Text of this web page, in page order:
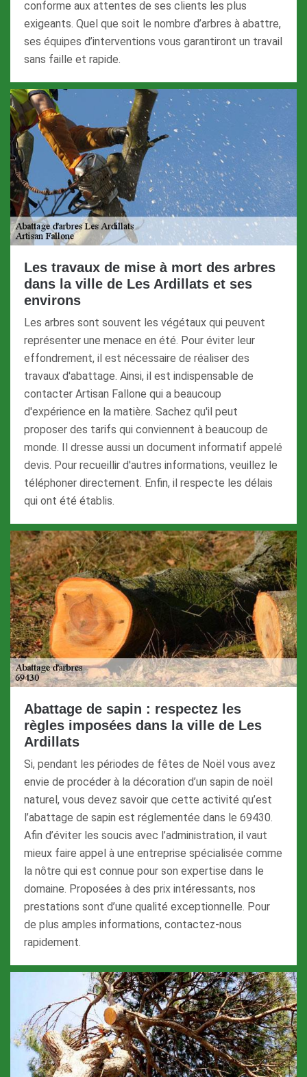
conforme aux attentes de ses clients les plus
exigeants. Quel que soit le nombre d’arbres à abattre,
ses équipes d’interventions vous garantiront un travail
sans faille et rapide.
Les travaux de mise à mort des arbres
dans la ville de Les Ardillats et ses
environs
Les arbres sont souvent les végétaux qui peuvent
représenter une menace en été. Pour éviter leur
effondrement, il est nécessaire de réaliser des
travaux d'abattage. Ainsi, il est indispensable de
contacter Artisan Fallone qui a beaucoup
d'expérience en la matière. Sachez qu'il peut
proposer des tarifs qui conviennent à beaucoup de
monde. Il dresse aussi un document informatif appelé
devis. Pour recueillir d'autres informations, veuillez le
téléphoner directement. Enfin, il respecte les délais
qui ont été établis.
Abattage de sapin : respectez les
règles imposées dans la ville de Les
Ardillats
Si, pendant les périodes de fêtes de Noël vous avez
envie de procéder à la décoration d’un sapin de noël
naturel, vous devez savoir que cette activité qu’est
l’abattage de sapin est réglementée dans le 69430.
Afin d’éviter les soucis avec l’administration, il vaut
mieux faire appel à une entreprise spécialisée comme
la nôtre qui est connue pour son expertise dans le
domaine. Proposées à des prix intéressants, nos
prestations sont d’une qualité exceptionnelle. Pour
de plus amples informations, contactez-nous
rapidement.